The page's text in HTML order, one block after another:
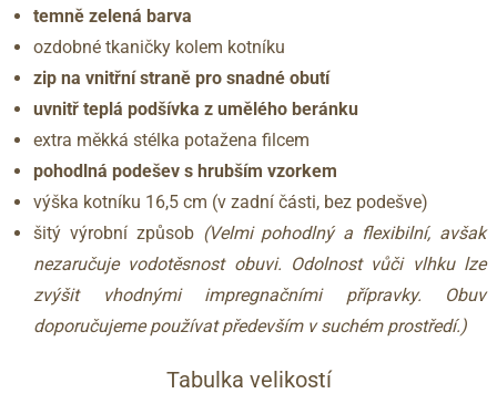
temně zelená barva
ozdobné tkaničky kolem kotníku
zip na vnitřní straně pro snadné obutí
uvnitř teplá podšívka z umělého beránku
extra měkká stélka potažena filcem
pohodlná podešev s hrubším vzorkem
výška kotníku 16,5 cm (v zadní části, bez podešve)
šitý výrobní způsob (Velmi pohodlný a flexibilní, avšak
nezaručuje vodotěsnost obuvi. Odolnost vůči vlhku lze
zvýšit vhodnými impregnačními přípravky. Obuv
doporučujeme používat především v suchém prostředí.)
Tabulka velikostí